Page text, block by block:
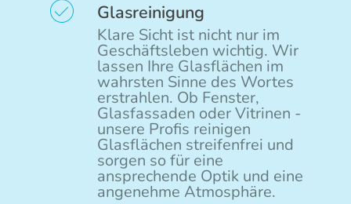
Glasreinigung
Klare Sicht ist nicht nur im
Geschäftsleben wichtig. Wir
lassen Ihre Glasflächen im
wahrsten Sinne des Wortes
erstrahlen. Ob Fenster,
Glasfassaden oder Vitrinen -
unsere Profis reinigen
Glasflächen streifenfrei und
sorgen so für eine
ansprechende Optik und eine
angenehme Atmosphäre.